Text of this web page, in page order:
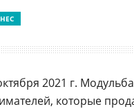
2021 г.
которые